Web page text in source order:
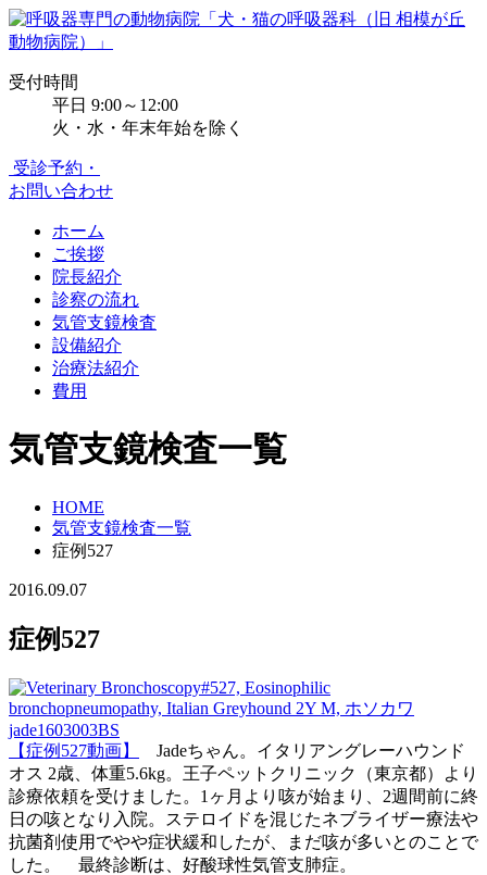
受付時間
平日 9:00～12:00
火・水・年末年始を除く
受診予約・
お問い合わせ
ホーム
ご挨拶
院長紹介
診察の流れ
気管支鏡検査
設備紹介
治療法紹介
費用
気管支鏡検査一覧
HOME
気管支鏡検査一覧
症例527
2016.09.07
症例527
【症例527動画】
Jadeちゃん。イタリアングレーハウンド
オス 2歳、体重5.6kg。王子ペットクリニック（東京都）より
診療依頼を受けました。1ヶ月より咳が始まり、2週間前に終
日の咳となり入院。ステロイドを混じたネブライザー療法や
抗菌剤使用でやや症状緩和したが、まだ咳が多いとのことで
した。 最終診断は、好酸球性気管支肺症。